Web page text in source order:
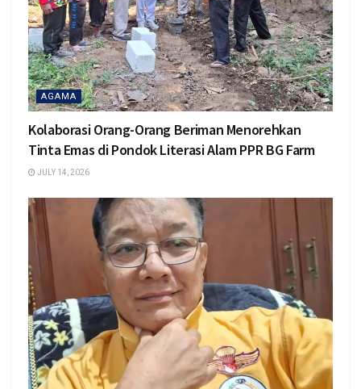
AGAMA
Kolaborasi Orang-Orang Beriman Menorehkan
Tinta Emas di Pondok Literasi Alam PPR BG Farm
JULY 14, 2026